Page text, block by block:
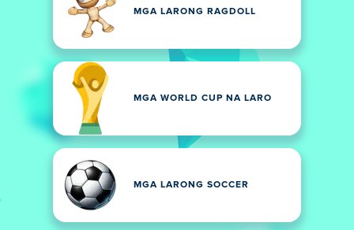
MGA LARONG RAGDOLL
MGA WORLD CUP NA LARO
MGA LARONG SOCCER